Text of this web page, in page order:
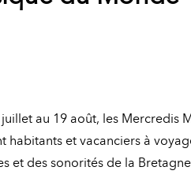
au 19 août, les Mercredis
habitants et vacanciers à
et des sonorités de la